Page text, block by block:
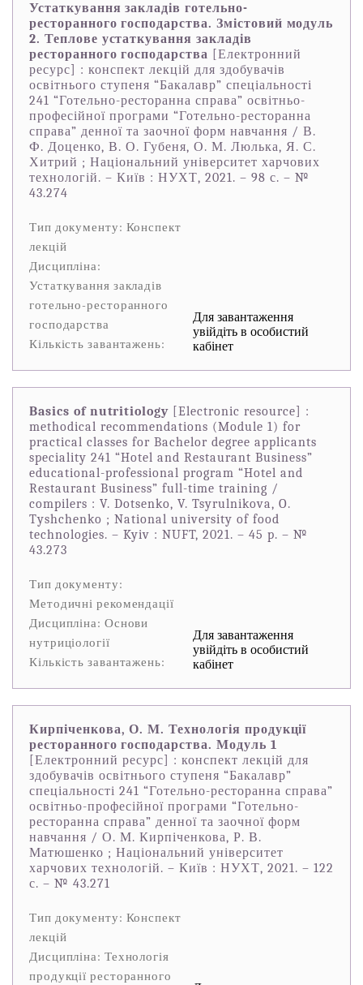
Устаткування закладів готельно-
ресторанного господарства. Змістовий модуль
2. Теплове устаткування закладів
ресторанного господарства [Електронний
ресурс] : конспект лекцій для здобувачів
освітнього ступеня “Бакалавр” спеціальності
241 “Готельно-ресторанна справа” освітньо-
професійної програми “Готельно-ресторанна
справа” денної та заочної форм навчання / В.
Ф. Доценко, В. О. Губеня, О. М. Люлька, Я. С.
Хитрий ; Національний університет харчових
технологій. – Київ : НУХТ, 2021. – 98 с. – №
43.274
Тип документу: Конспект
лекцій
Дисципліна:
Устаткування закладів
готельно-ресторанного
господарства
Кількість завантажень:
Для завантаження
увійдіть в особистий
кабінет
Basics of nutritiology [Electronic resource] :
methodical recommendations (Module 1) for
practical classes for Bachelor degree applicants
speciality 241 “Hotel and Restaurant Business”
educational-professional program “Hotel and
Restaurant Business” full-time training /
compilers : V. Dotsenko, V. Tsyrulnikova, O.
Tyshchenko ; National university of food
technologies. – Kyiv : NUFT, 2021. – 45 p. – №
43.273
Тип документу:
Методичні рекомендації
Дисципліна: Основи
нутриціології
Кількість завантажень:
Для завантаження
увійдіть в особистий
кабінет
Кирпіченкова, О. М. Технологія продукції
ресторанного господарства. Модуль 1
[Електронний ресурс] : конспект лекцій для
здобувачів освітнього ступеня “Бакалавр”
спеціальності 241 “Готельно-ресторанна справа”
освітньо-професійної програми “Готельно-
ресторанна справа” денної та заочної форм
навчання / О. М. Кирпіченкова, Р. В.
Матюшенко ; Національний університет
харчових технологій. – Київ : НУХТ, 2021. – 122
с. – № 43.271
Тип документу: Конспект
лекцій
Дисципліна: Технологія
продукції ресторанного